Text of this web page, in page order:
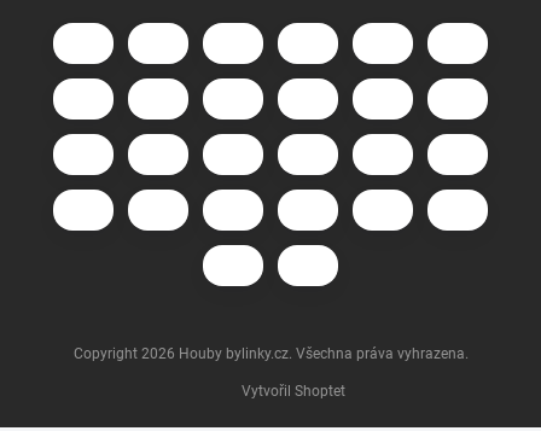
Vytvořil Shoptet
Copyright 2026 Houby bylinky.cz. Všechna práva vyhrazena.